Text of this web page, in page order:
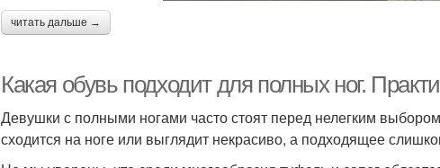
читать дальше →
Какая обувь подходит для полных ног.
Девушки с полными ногами часто стоят перед нелегким
сходится на ноге или выглядит некрасиво, а подходящее